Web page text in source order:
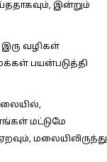
இன்றும்
இரு வழிகள்
பயன்படுத்தி
மட்டுமே
மலையிலிருந்து